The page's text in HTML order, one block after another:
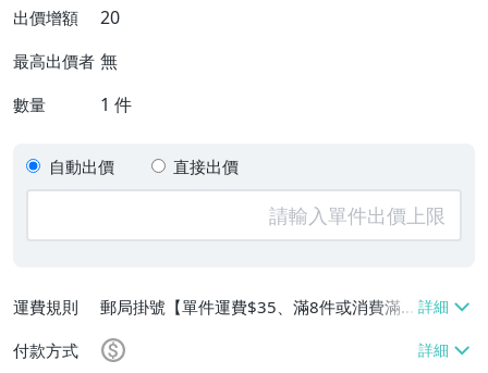
出價增額 20
最高出價者 無
數量 1 件
自動出價 直接出價
運費規則
郵局掛號【單件運費$35、滿8件或消費滿
$3500免運費】
付款方式